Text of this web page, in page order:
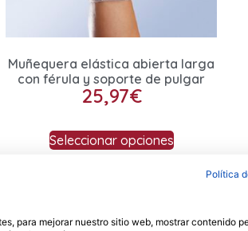
Muñequera elástica abierta larga
con férula y soporte de pulgar
25,97€
Seleccionar opciones
Política
para mejorar nuestro sitio web, mostrar contenido